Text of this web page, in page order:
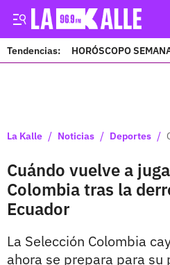
Tendencias: HORÓSCOPO
La Kalle / Noticias / Deportes /
Cuándo vuelve a
Colombia tras la
Ecuador
La Selección Colombia
ahora se prepara para su